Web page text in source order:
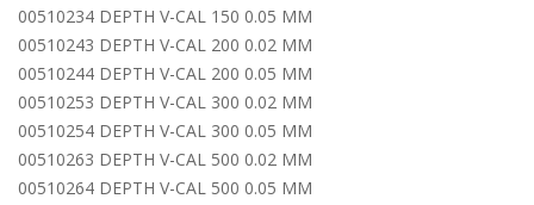
00510234 DEPTH V-CAL 150 0.05 MM
00510243 DEPTH V-CAL 200 0.02 MM
00510244 DEPTH V-CAL 200 0.05 MM
00510253 DEPTH V-CAL 300 0.02 MM
00510254 DEPTH V-CAL 300 0.05 MM
00510263 DEPTH V-CAL 500 0.02 MM
00510264 DEPTH V-CAL 500 0.05 MM